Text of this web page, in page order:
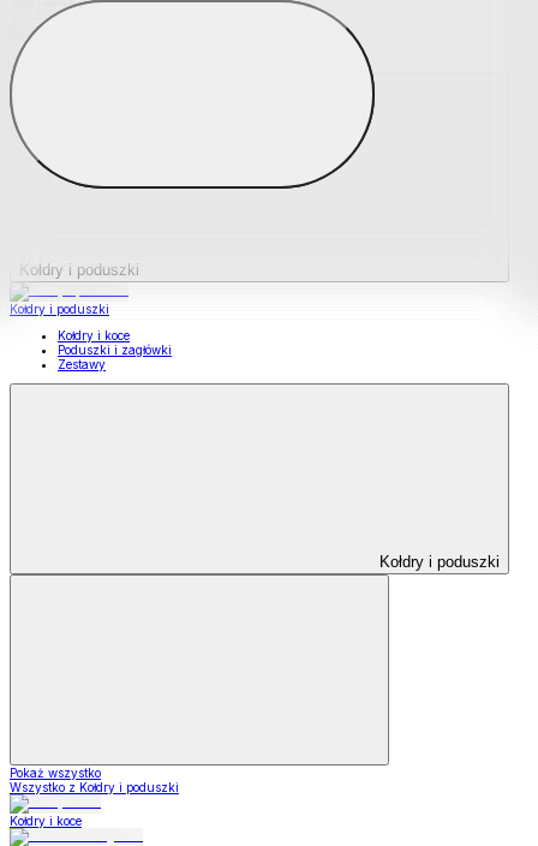
Podkładki na materace
Materace nawierzchniowe
Kołdry i poduszki
Kołdry i poduszki
Kołdry i koce
Poduszki i zagłówki
Zestawy
Kołdry i poduszki
Pokaż wszystko
Wszystko z Kołdry i poduszki
Kołdry i koce